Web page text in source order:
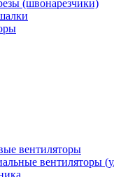
(швонарезчики)
вентиляторы
вентиляторы